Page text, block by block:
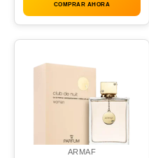
COMPRAR AHORA
ARMAF